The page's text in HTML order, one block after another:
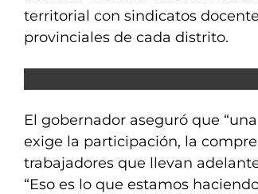
territorial con sindicatos
provinciales de cada distrito.
El gobernador aseguró que
exige la participación, la
trabajadores que llevan
“Eso es lo que estamos